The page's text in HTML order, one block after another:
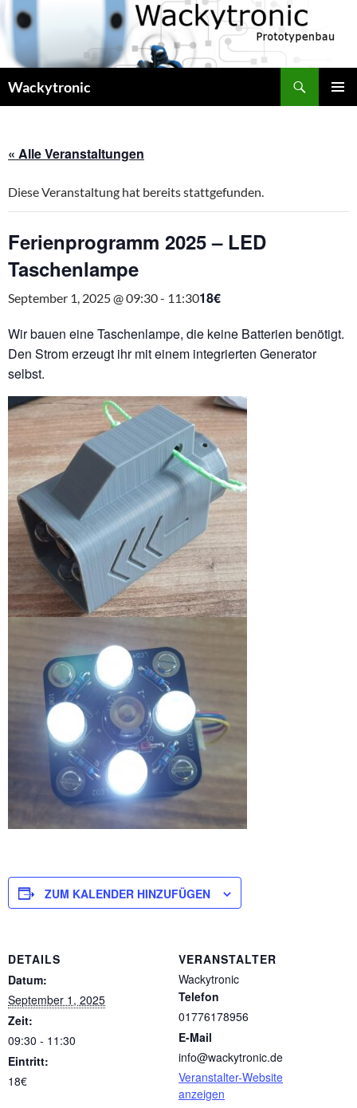
Zum
Inhalt
Wackytronic
« Alle Veranstaltungen
Diese Veranstaltung hat bereits stattgefunden.
Ferienprogramm 2025 – LED
Taschenlampe
September 1, 2025 @ 09:30- 11:3018€
Wir bauen eine Taschenlampe, die keine Batterien benötigt.
Den Strom erzeugt ihr mit einem integrierten Generator
selbst.
ZUM KALENDER HINZUFÜGEN
DETAILS
Datum:
September 1, 2025
Zeit:
09:30 - 11:30
Eintritt:
18€
VERANSTALTER
Wackytronic
Telefon
01776178956
E-Mail
info@wackytronic.de
Veranstalter-Website
anzeigen